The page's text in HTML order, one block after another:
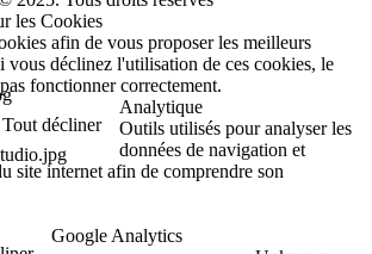
les Cookies
afin de vous proposer les meilleurs
vous déclinez l'utilisation de ces cookies, le
fonctionner correctement.
Tout décliner
Analytique
Outils utilisés pour analyser les
données de navigation et
site internet afin de comprendre son
Google Analytics